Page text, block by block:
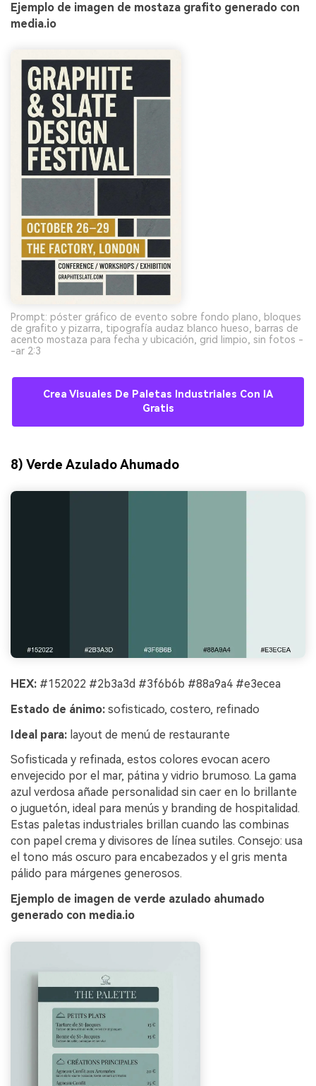
Ejemplo de imagen de mostaza grafito generado con
media.io
Prompt: póster gráfico de evento sobre fondo plano, bloques
de grafito y pizarra, tipografía audaz blanco hueso, barras de
acento mostaza para fecha y ubicación, grid limpio, sin fotos -
-ar 2:3
Crea Visuales De Paletas Industriales Con IA
Gratis
8) Verde Azulado Ahumado
HEX: #152022 #2b3a3d #3f6b6b #88a9a4 #e3ecea
Estado de ánimo: sofisticado, costero, refinado
Ideal para: layout de menú de restaurante
Sofisticada y refinada, estos colores evocan acero
envejecido por el mar, pátina y vidrio brumoso. La gama
azul verdosa añade personalidad sin caer en lo brillante
o juguetón, ideal para menús y branding de hospitalidad.
Estas paletas industriales brillan cuando las combinas
con papel crema y divisores de línea sutiles. Consejo: usa
el tono más oscuro para encabezados y el gris menta
pálido para márgenes generosos.
Ejemplo de imagen de verde azulado ahumado
generado con media.io